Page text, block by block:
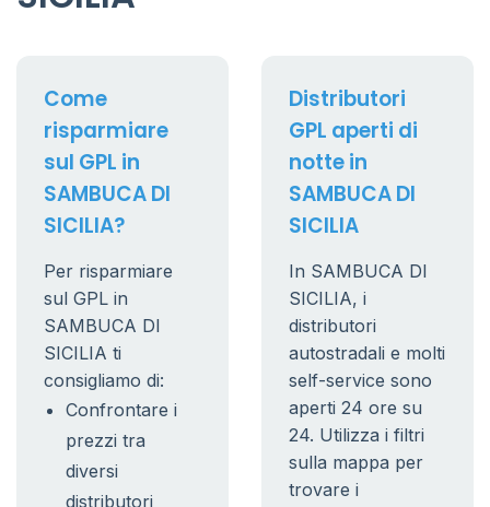
Come
risparmiare
sul GPL in
SAMBUCA DI
SICILIA?
Per risparmiare
sul GPL in
SAMBUCA DI
SICILIA ti
consigliamo di:
Confrontare i
prezzi tra
diversi
distributori
Distributori
GPL aperti di
notte in
SAMBUCA DI
SICILIA
In SAMBUCA DI
SICILIA, i
distributori
autostradali e molti
self-service sono
aperti 24 ore su
24. Utilizza i filtri
sulla mappa per
trovare i